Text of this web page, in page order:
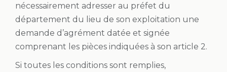
nécessairement adresser au préfet du
département du lieu de son exploitation une
demande d’agrément datée et signée
comprenant les pièces indiquées à son article 2.
Si toutes les conditions sont remplies,